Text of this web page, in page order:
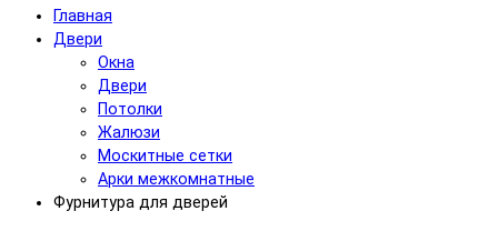
Главная
Двери
Окна
Двери
Потолки
Жалюзи
Москитные сетки
Арки межкомнатные
Фурнитура для дверей